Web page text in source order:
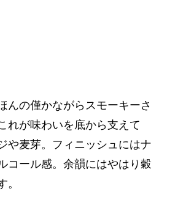
んの僅かながらスモーキーさ
れが味わいを底から支えて
や麦芽。フィニッシュにはナ
コール感。余韻にはやはり穀
。